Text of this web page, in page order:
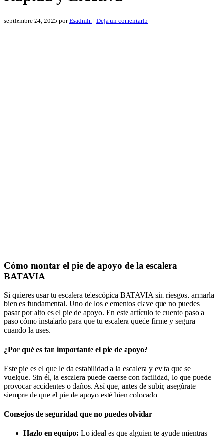
septiembre 24, 2025 porEsadmin | Deja un comentario
Cómo montar el pie de apoyo de la escalera
BATAVIA
Si quieres usar tu escalera telescópica BATAVIA sin riesgos, armarla
bien es fundamental. Uno de los elementos clave que no puedes
pasar por alto es el pie de apoyo. En este artículo te cuento paso a
paso cómo instalarlo para que tu escalera quede firme y segura
cuando la uses.
¿Por qué es tan importante el pie de apoyo?
Este pie es el que le da estabilidad a la escalera y evita que se
vuelque. Sin él, la escalera puede caerse con facilidad, lo que puede
provocar accidentes o daños. Así que, antes de subir, asegúrate
siempre de que el pie de apoyo esté bien colocado.
Consejos de seguridad que no puedes olvidar
Hazlo en equipo: Lo ideal es que alguien te ayude mientras